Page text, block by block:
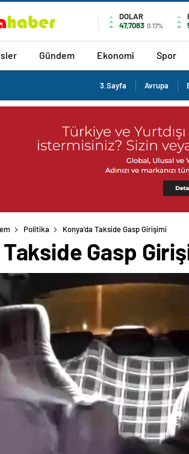
DOLAR
47,7083 0.17%
Gündem Ekonomi Spor
3.Sayfa Avrupa
Politika Konya’da Takside Gasp Girişimi
Takside Gasp